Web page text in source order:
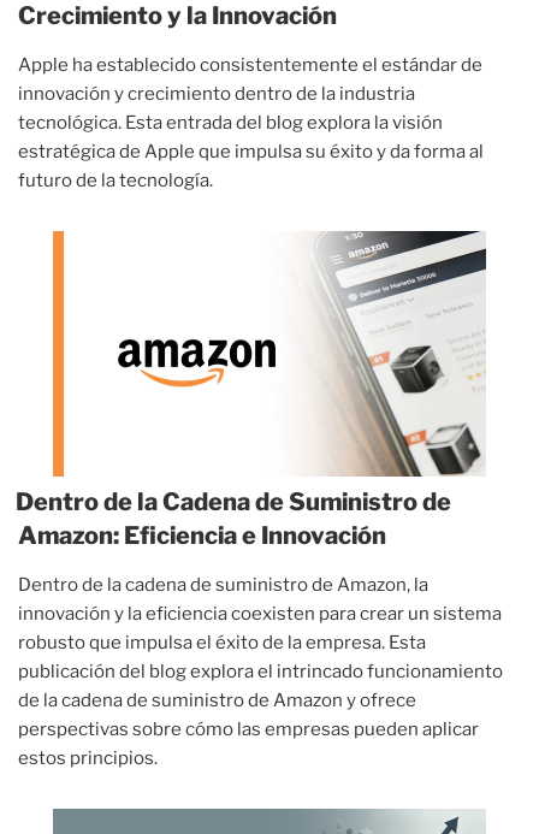
Crecimiento y la Innovación
Apple ha establecido consistentemente el estándar de
innovación y crecimiento dentro de la industria
tecnológica. Esta entrada del blog explora la visión
estratégica de Apple que impulsa su éxito y da forma al
futuro de la tecnología.
Dentro de la Cadena de Suministro de
Amazon: Eficiencia e Innovación
Dentro de la cadena de suministro de Amazon, la
innovación y la eficiencia coexisten para crear un sistema
robusto que impulsa el éxito de la empresa. Esta
publicación del blog explora el intrincado funcionamiento
de la cadena de suministro de Amazon y ofrece
perspectivas sobre cómo las empresas pueden aplicar
estos principios.